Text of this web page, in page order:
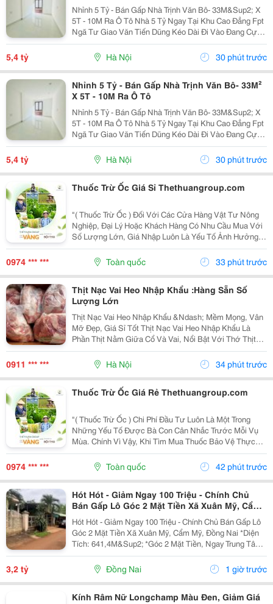
Nhỉnh 5 Tỷ - Bán Gấp Nhà Trịnh Văn Bô- 33M&Sup2; X
5T - 10M Ra Ô Tô Nhà 5 Tỷ Ngay Tại Khu Cao Đẳng Fpt
Ngã Tư Giao Văn Tiến Dũng Kéo Dài Đi Vào Đang Cực
Kỳ Đẹp. Căn Này Lại Có 5 Tầng, Gần Ô Tô, Gần Phố Và
5,4 tỷ Hà Nội 30 phút trước
Nhỉnh 5 Tỷ - Bán Gấp Nhà Trịnh Văn Bô- 33M²
X 5T - 10M Ra Ô Tô
Nhỉnh 5 Tỷ - Bán Gấp Nhà Trịnh Văn Bô- 33M&Sup2; X
5T - 10M Ra Ô Tô Nhà 5 Tỷ Ngay Tại Khu Cao Đẳng Fpt
Ngã Tư Giao Văn Tiến Dũng Kéo Dài Đi Vào Đang Cực
Kỳ Đẹp. Căn Này Lại Có 5 Tầng, Gần Ô Tô, Gần Phố Và
5,4 tỷ Hà Nội 30 phút trước
Thuốc Trừ Ốc Giá Sỉ Thethuangroup.com
"( Thuốc Trừ Ốc ) Đối Với Các Cửa Hàng Vật Tư Nông
Nghiệp, Đại Lý Hoặc Khách Hàng Có Nhu Cầu Mua Với
Số Lượng Lớn, Giá Nhập Luôn Là Yếu Tố Ảnh Hưởng
Trực Tiếp Đến Hiệu Quả Kinh Doanh. Tuy Nhiên, Một
Nguồn Hàng Tốt Không Chỉ Dừng Lại Ở Mức Giá
Cạnh...
0974 *** *** Toàn quốc 33 phút trước
Thịt Nạc Vai Heo Nhập Khẩu :Hàng Sẵn Số
Lượng Lớn
Thịt Nạc Vai Heo Nhập Khẩu &Ndash; Mềm Mọng, Vân
Mỡ Đẹp, Giá Sỉ Tốt Thịt Nạc Vai Heo Nhập Khẩu Là
Phần Thịt Nằm Giữa Cổ Và Vai, Nổi Bật Với Thớ Thịt
Săn Chắc, Tỷ Lệ Nạc Cao Và Các Vân Mỡ Mảnh Phân
Bố Tự Nhiên . Sự Kết Hợp Hài Hòa Giữa Nạc Và Mỡ...
0911 *** *** Hà Nội 34 phút trước
Thuốc Trừ Ốc Giá Rẻ Thethuangroup.com
"( Thuốc Trừ Ốc ) Chi Phí Đầu Tư Luôn Là Một Trong
Những Yếu Tố Được Bà Con Cân Nhắc Trước Mỗi Vụ
Mùa. Chính Vì Vậy, Khi Tìm Mua Thuốc Bảo Vệ Thực
Vật, Nhiều Người Thường Ưu Tiên Những Sản Phẩm
Có Mức Giá Hợp Lý Để Tiết Kiệm Ngân Sách. Tuy
Nhiên, Giá...
0974 *** *** Toàn quốc 42 phút trước
Hót Hót - Giảm Ngay 100 Triệu - Chính Chủ
Bán Gấp Lô Góc 2 Mặt Tiền Xã Xuân Mỹ, Cẩm
Mỹ, Đồng Nai
Hót Hót - Giảm Ngay 100 Triệu - Chính Chủ Bán Gấp Lô
Góc 2 Mặt Tiền Xã Xuân Mỹ, Cẩm Mỹ, Đồng Nai *Diện
Tích: 641,4M&Sup2; *Góc 2 Mặt Tiền, Ngay Trung Tâm,
Thuận Tiện Kinh Doanh Đa Ngành Nghề. Cách Quốc Lộ
764 Chỉ Khoảng 400M. *Pháp Lý Sổ Hồng...
3,2 tỷ Đồng Nai 1 giờ trước
Kính Râm Nữ Longchamp Màu Đen, Giảm Giá